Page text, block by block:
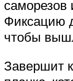
саморезов
Фиксацию
чтобы
Завершит